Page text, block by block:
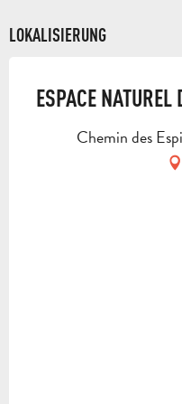
LOKALISIERUNG
ESPACE NATUREL
Chemin des